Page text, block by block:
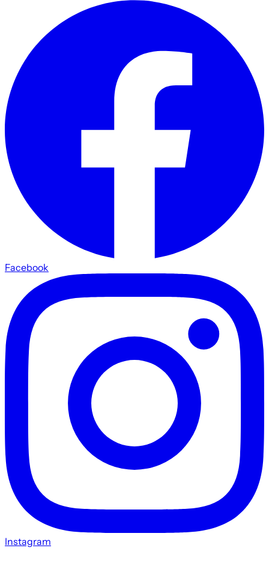
Facebook
Instagram